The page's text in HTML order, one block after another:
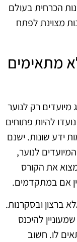
הכרחית בעולם
מצוינת לפתח
לא מתאימים
מיועדים רק לנוער
להיות פתוחים
ידע שונות. ישנם
לנוער,
את הקורס
אם במתקדמים.
ברצון ובסקרנות.
להיכנס
לו. חשוב